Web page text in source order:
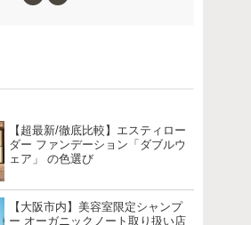
【超最新/徹底比較】エスティロー
ダー ファンデーション「ダブルウ
ェア」 の色選び
【大阪市内】美容室限定シャンプ
ー オーガニックノート取り扱い店